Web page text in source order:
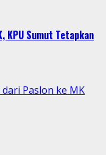
KPU Sumut Tetapkan
Paslon ke MK